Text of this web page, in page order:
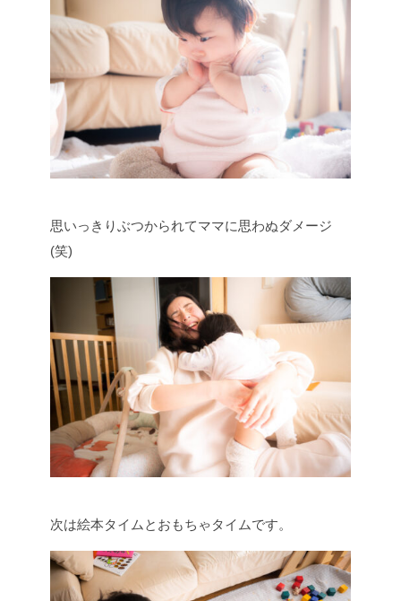
思いっきりぶつかられてママに思わぬダメージ
(笑)
次は絵本タイムとおもちゃタイムです。